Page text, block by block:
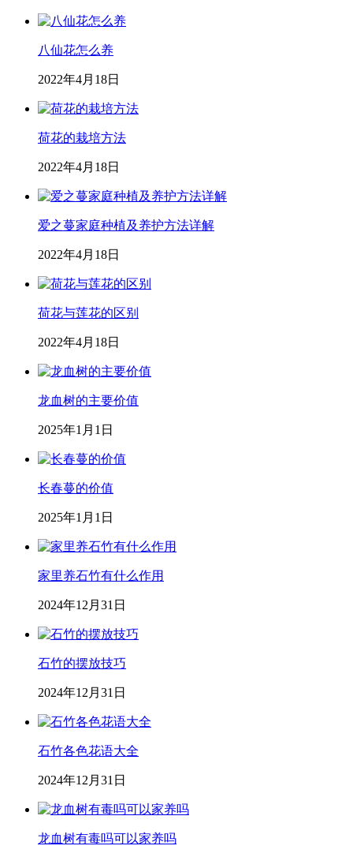
八仙花怎么养
2022年4月18日
荷花的栽培方法
2022年4月18日
爱之蔓家庭种植及养护方法详解
2022年4月18日
荷花与莲花的区别
2022年4月18日
龙血树的主要价值
2025年1月1日
长春蔓的价值
2025年1月1日
家里养石竹有什么作用
2024年12月31日
石竹的摆放技巧
2024年12月31日
石竹各色花语大全
2024年12月31日
龙血树有毒吗可以家养吗